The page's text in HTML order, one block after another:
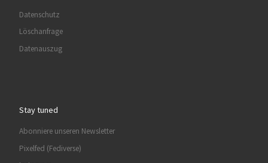
Datenschutz
Löschanfrage
Datenauszug
Stay tuned
Abonniere unseren Newsletter
Pixelfed (Fediverse)